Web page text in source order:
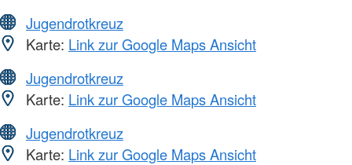
Jugendrotkreuz
Karte: Link zur Google Maps Ansicht
Jugendrotkreuz
Karte: Link zur Google Maps Ansicht
Jugendrotkreuz
Karte: Link zur Google Maps Ansicht